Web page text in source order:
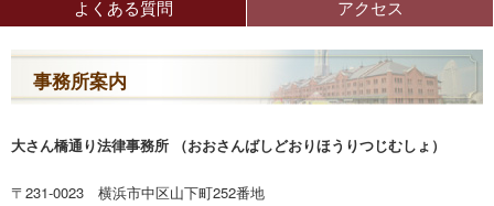
よくある質問
アクセス
事務所案内
大さん橋通り法律事務所 （おおさんばしどおりほうりつじむしょ）
〒231-0023 横浜市中区山下町252番地